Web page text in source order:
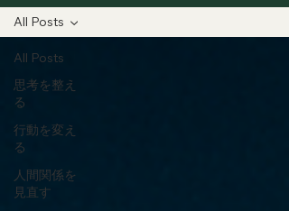
All Posts
思考を整え
る
行動を変え
る
人間関係を
見直す
All Posts